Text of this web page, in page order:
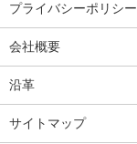
プライバシーポリシー
会社概要
沿革
サイトマップ